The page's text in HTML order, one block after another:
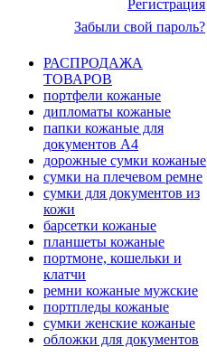
Регистрация
Забыли свой пароль?
РАСПРОДАЖА
ТОВАРОВ
портфели кожаные
дипломаты кожаные
папки кожаные для
документов А4
дорожные сумки кожаные
сумки на плечевом ремне
сумки для документов из
кожи
барсетки кожаные
планшеты кожаные
портмоне, кошельки и
клатчи
ремни кожаные мужские
портпледы кожаные
сумки женские кожаные
обложки для документов